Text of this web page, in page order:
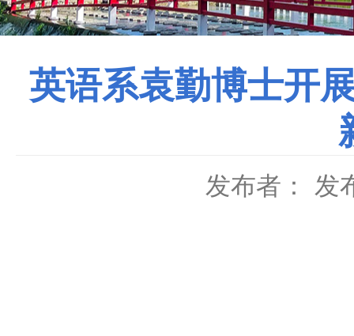
英语系袁勤博士开
发布者： 发